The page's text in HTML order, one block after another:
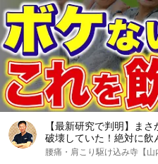
【最新研究で判明】ま
破壊していた！絶対に飲
リンクと、脳の老化を予
腰痛・肩こり駆け込み寺【山